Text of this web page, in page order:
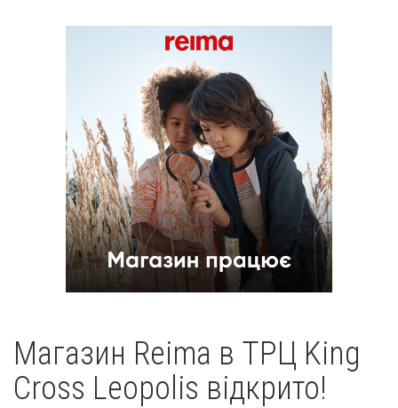
Магазин Reima в ТРЦ King
Cross Leopolis відкрито!